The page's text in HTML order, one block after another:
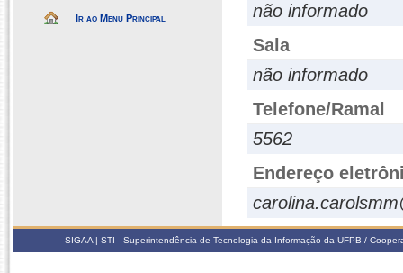
Ir ao Menu Principal
não informado
Sala
não informado
Telefone/Ramal
5562
Endereço
SIGAA | STI - Superintendência de Tecnologia da Informação da UFPB /